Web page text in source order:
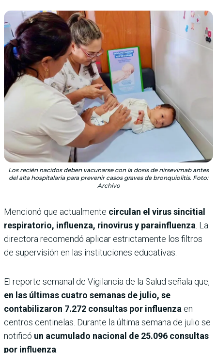
Los recién nacidos deben vacunarse con la dosis de nirsevimab antes
del alta hospitalaria para prevenir casos graves de bronquiolitis. Foto:
Archivo
Mencionó que actualmente circulan el virus sincitial
respiratorio, influenza, rinovirus y parainfluenza . La
directora recomendó aplicar estrictamente los filtros
de supervisión en las instituciones educativas.
El reporte semanal de Vigilancia de la Salud señala que,
en las últimas cuatro semanas de julio, se
contabilizaron 7.272 consultas por influenza en
centros centinelas. Durante la última semana de julio se
notificó un acumulado nacional de 25.096 consultas
por influenza